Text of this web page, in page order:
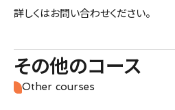
詳しくはお問い合わせください。
その他のコース
Other courses